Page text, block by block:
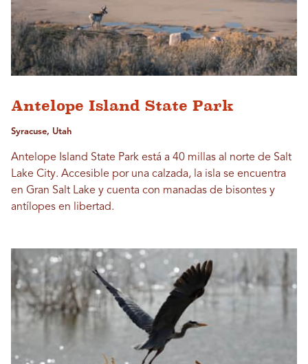
Antelope Island State Park
Syracuse, Utah
Antelope Island State Park está a 40 millas al norte de Salt
Lake City. Accesible por una calzada, la isla se encuentra
en Gran Salt Lake y cuenta con manadas de bisontes y
antílopes en libertad.